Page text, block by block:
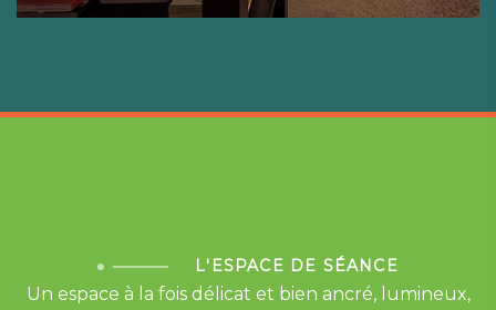
L'ESPACE DE SÉANCE
Un espace à la fois délicat et bien ancré, lumineux,